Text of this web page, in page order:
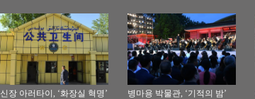
신장 아러타이, ‘화장실 혁명’
병마용 박물관, ‘기적의 밤’